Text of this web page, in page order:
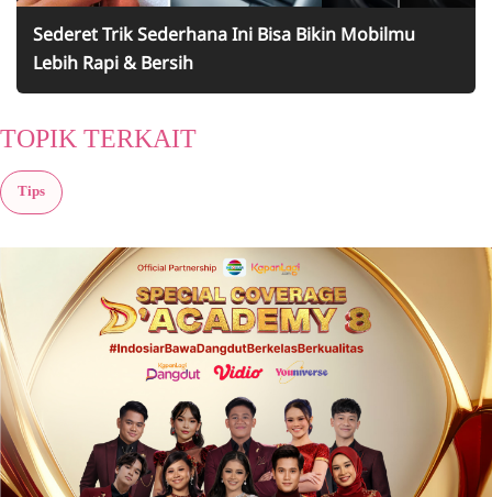
Sederet Trik Sederhana Ini Bisa Bikin Mobilmu
Lebih Rapi & Bersih
TOPIK TERKAIT
Tips